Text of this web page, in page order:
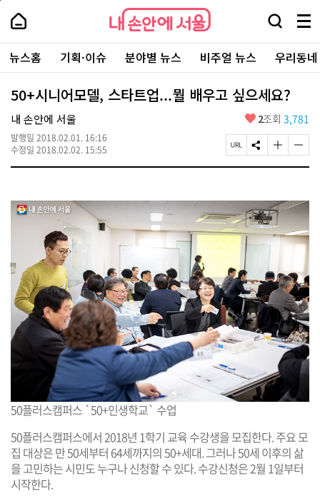
본
로
가
내
손
안
에
서
울
-
서
울
시
대
표
소
털
내
손
에
울
검
창
열
기
메
뉴
전
체
보
주
요
서
뉴스홈 기획·이슈 분야별 뉴스 비주얼 뉴스 우리동
50+시니어모델, 스타트업...뭘 배우고 싶으세요?
내 손안에 서울
발행일 2018.02.01. 16:16
수정일 2018.02.02. 15:55
좋
요
2조회 3,781
페
이
R
L
복
사
S
N
유
하
기
글
자
크
게
변
경
하
기
글
자
작
게
변
경
하
기
50플러스캠퍼스 `50+인생학교` 수업
50플러스캠퍼스에서 2018년 1학기 교육 수강생을 모집한다. 주요 모
집 대상은 만 50세부터 64세까지의 50+세대. 그러나 50세 이후의 삶
을 고민하는 시민도 누구나 신청할 수 있다. 수강신청은 2월 1일부터
시작한다.
페
상
단
로